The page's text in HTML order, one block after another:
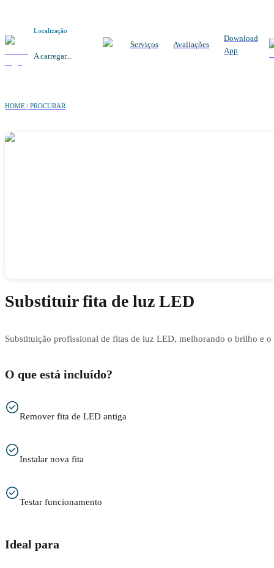
Localização
A carregar...
Serviços Avaliações
Download
App
HOME | PROCURAR
Substituir fita de luz LED
Substituição profissional de fitas de luz LED, melhorando o brilho e o
O que está incluído?
Remover fita de LED antiga
Instalar nova fita
Testar funcionamento
Ideal para